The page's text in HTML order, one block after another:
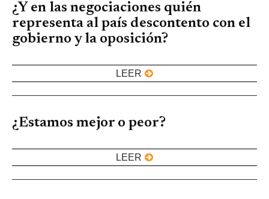
¿Y en las negociaciones quién
representa al país descontento con el
gobierno y la oposición?
LEER
¿Estamos mejor o peor?
LEER